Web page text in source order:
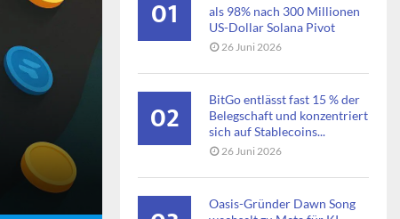
01
als 98% nach 300 Millionen
US-Dollar Solana Pivot
26 Juni 2026
02
BitGo entlässt fast 15 % der
Belegschaft und konzentriert
sich auf Stablecoins...
26 Juni 2026
Oasis-Gründer Dawn Song